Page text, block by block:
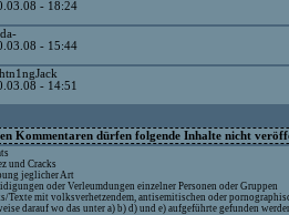
- 18:24
- 15:44
- 14:51
Kommentaren dürfen folgende Inhalte nicht
und Cracks
jeglicher Art
oder Verleumdungen einzelner Personen oder Gruppen
Texte mit volksverhetzendem, antisemitischen oder
darauf wo das unter a) b) d) und e) aufgeführte gefunden